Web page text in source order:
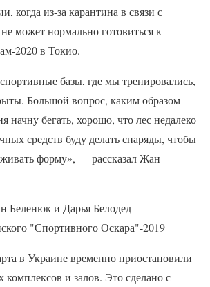
когда из-за карантина в связи с
может нормально готовиться к
2020 в Токио.
базы, где мы тренировались,
Большой вопрос, каким образом
начну бегать, хорошо, что лес недалеко
средств буду делать снаряды, чтобы
форму», — рассказал Жан
Беленюк и Дарья Белодед —
"Спортивного Оскара"-2019
в Украине временно приостановили
комплексов и залов. Это сделано с